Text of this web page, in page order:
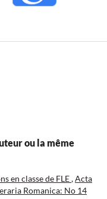
ou la même
en classe de FLE,Acta
Romanica: No 14